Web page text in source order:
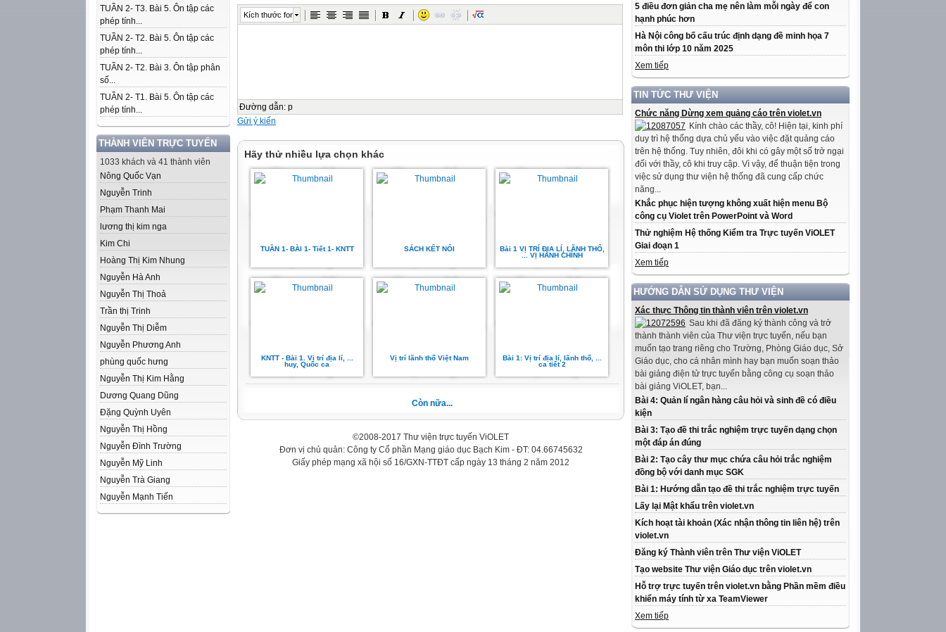
TUẦN 2- T3. Bài 5. Ôn tập các
phép tính...
TUẦN 2- T2. Bài 5. Ôn tập các
phép tính...
TUẦN 2- T2. Bài 3. Ôn tập phân
số...
TUẦN 2- T1. Bài 5. Ôn tập các
phép tính...
THÀNH VIÊN TRỰC TUYẾN
1033 khách và 41 thành viên
Nông Quốc Vạn
Nguyễn Trinh
Phạm Thanh Mai
lương thị kim nga
Kim Chi
Hoàng Thị Kim Nhung
Nguyễn Hà Anh
Nguyễn Thị Thoả
Trần thị Trinh
Nguyễn Thị Diễm
Nguyễn Phương Anh
phùng quốc hưng
Nguyễn Thị Kim Hằng
Dương Quang Dũng
Đặng Quỳnh Uyên
Nguyễn Thị Hồng
Nguyễn Đình Trường
Nguyễn Mỹ Linh
Nguyễn Trà Giang
Nguyễn Mạnh Tiến
5 điều đơn giản cha mẹ nên làm mỗi ngày để con
hạnh phúc hơn
Hà Nội công bố cấu trúc định dạng đề minh họa 7
môn thi lớp 10 năm 2025
Xem tiếp
TIN TỨC THƯ VIỆN
Chức năng Dừng xem quảng cáo trên violet.vn
Kính chào các thầy, cô! Hiện tại, kinh phí
duy trì hệ thống dựa chủ yếu vào việc đặt quảng cáo
trên hệ thống. Tuy nhiên, đôi khi có gây một số trở ngại
đối với thầy, cô khi truy cập. Vì vậy, để thuận tiện trong
việc sử dụng thư viện hệ thống đã cung cấp chức
năng...
Khắc phục hiện tượng không xuất hiện menu Bộ
công cụ Violet trên PowerPoint và Word
Thử nghiệm Hệ thống Kiểm tra Trực tuyến ViOLET
Giai đoạn 1
Xem tiếp
HƯỚNG DẪN SỬ DỤNG THƯ VIỆN
Xác thực Thông tin thành viên trên violet.vn
Sau khi đã đăng ký thành công và trở
thành thành viên của Thư viện trực tuyến, nếu bạn
muốn tạo trang riêng cho Trường, Phòng Giáo dục, Sở
Giáo dục, cho cá nhân mình hay bạn muốn soạn thảo
bài giảng điện tử trực tuyến bằng công cụ soạn thảo
bài giảng ViOLET, bạn...
Bài 4: Quản lí ngân hàng câu hỏi và sinh đề có điều
kiện
Bài 3: Tạo đề thi trắc nghiệm trực tuyến dạng chọn
một đáp án đúng
Bài 2: Tạo cây thư mục chứa câu hỏi trắc nghiệm
đồng bộ với danh mục SGK
Bài 1: Hướng dẫn tạo đề thi trắc nghiệm trực tuyến
Lấy lại Mật khẩu trên violet.vn
Kích hoạt tài khoản (Xác nhận thông tin liên hệ) trên
violet.vn
Đăng ký Thành viên trên Thư viện ViOLET
Tạo website Thư viện Giáo dục trên violet.vn
Hỗ trợ trực tuyến trên violet.vn bằng Phần mềm điều
khiển máy tính từ xa TeamViewer
Xem tiếp
Kích thước font
Đường dẫn: p
Gửi ý kiến
Hãy thử nhiều lựa chọn khác
TUẦN 1- BÀI 1- Tiết 1- KNTT SÁCH KẾT NỐI
Bài 1 VỊ TRÍ ĐỊA LÍ, LÃNH THỔ,
... VỊ HÀNH CHÍNH
KNTT - Bài 1. Vị trí địa lí, ...
huy, Quốc ca
Vị trí lãnh thổ Việt Nam
Bài 1: Vị trí địa lí, lãnh thổ, ...
ca tiết 2
Còn nữa...
©2008-2017 Thư viện trực tuyến ViOLET
Đơn vị chủ quản: Công ty Cổ phần Mạng giáo dục Bạch Kim - ĐT: 04.66745632
Giấy phép mạng xã hội số 16/GXN-TTĐT cấp ngày 13 tháng 2 năm 2012